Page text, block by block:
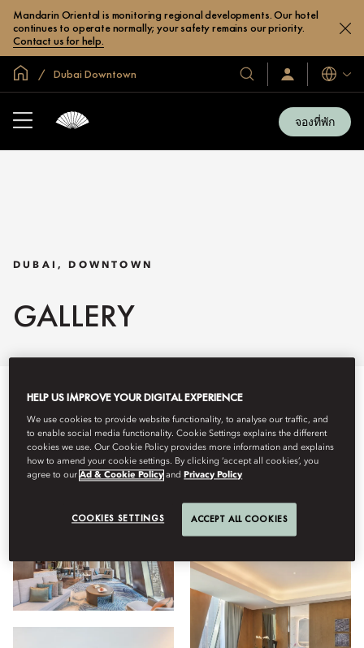
Mandarin Oriental is monitoring regional developments. Our hotel
continues to operate normally; your safety remains our priority.
Contact us for help.
หน้าหลักทั่วโลก
Dubai Downtown
โรงแรม
และ
ลงชื่อ
เข้า
/
สมัคร
เข้า
ภาษา
จองที่พัก
DUBAI, DOWNTOWN
GALLERY
ทั้งหมด ห้องพัก ห้องอาหาร สุขภาพที่ดี
มุมมอง
HELP US IMPROVE YOUR DIGITAL EXPERIENCE
We use cookies to provide website functionality, to analyse our traffic, and
to enable social media functionality. Cookie Settings explains the different
cookies we use. Our Cookie Policy provides more information and explains
how to amend your cookie settings. By clicking ‘accept all cookies’, you
agree to ourAd & Cookie Policy andPrivacy Policy
COOKIES SETTINGS ACCEPT ALL COOKIES